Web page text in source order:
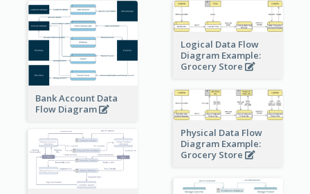
Bank Account Data
Flow Diagram
Logical Data Flow
Diagram Example:
Grocery Store
Physical Data Flow
Diagram Example:
Grocery Store